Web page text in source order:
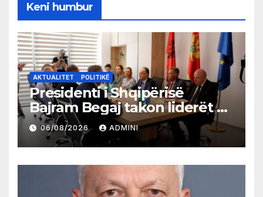
Keni humbur
AKTUALITET POLITIKË
Presidenti i Shqipërisë
Bajram Begaj takon liderët e
partive shqiptare në Ulqin
06/08/2026 ADMINI